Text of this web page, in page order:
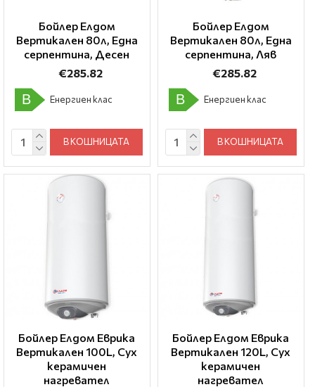
Бойлер Елдом
Вертикален 80л, Една
серпентина, Десен
€285.82
B Енергиен клас
В КОШНИЦАТА
Бойлер Елдом
Вертикален 80л, Една
серпентина, Ляв
€285.82
B Енергиен клас
В КОШНИЦАТА
Бойлер Елдом Еврика
Вертикален 100L, Сух
керамичен
нагревател
Бойлер Елдом Еврика
Вертикален 120L, Сух
керамичен
нагревател